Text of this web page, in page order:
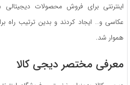
اینترنتی برای فروش محصولات دیجیتالی
عکاسی و… ایجاد کردند و بدین ترتیب راه
هموار شد.
معرفی مختصر دیجی کالا